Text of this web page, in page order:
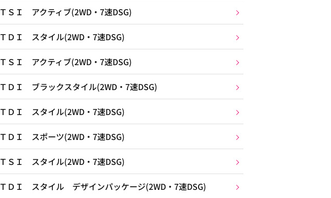
ＴＳＩ アクティブ(2WD・7速DSG)
ＴＤＩ スタイル(2WD・7速DSG)
ＴＳＩ アクティブ(2WD・7速DSG)
ＴＤＩ ブラックスタイル(2WD・7速DSG)
ＴＤＩ スタイル(2WD・7速DSG)
ＴＤＩ スポーツ(2WD・7速DSG)
ＴＳＩ スタイル(2WD・7速DSG)
ＴＤＩ スタイル デザインパッケージ(2WD・7速DSG)